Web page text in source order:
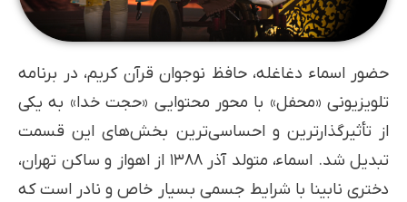
حضور اسماء دغاغله، حافظ نوجوان قرآن کریم، در برنامه
تلویزیونی «محفل» با محور محتوایی «حجت خدا» به یکی
از تأثیرگذارترین و احساسی‌ترین بخش‌های این قسمت
تبدیل شد. اسماء، متولد آذر ۱۳۸۸ از اهواز و ساکن تهران،
دختری نابینا با شرایط جسمی بسیار خاص و نادر است که